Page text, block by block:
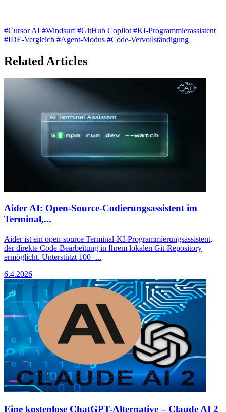
#Cursor AI #Windsurf#GitHub Copilot #KI-Programmierassistent
#IDE-Vergleich #Agent-Modus #Code-Vervollständigung
Related Articles
Aider AI: Open-Source-Codierungsassistent im
Terminal,...
Aider ist ein open-source Terminal-KI-Programmierungsassistent,
der direkte Code-Bearbeitung in Ihrem lokalen Git-Repository
ermöglicht. Unterstützt 100+...
6.4.2026
Eine kostenlose ChatGPT-Alternative – Claude AI 2